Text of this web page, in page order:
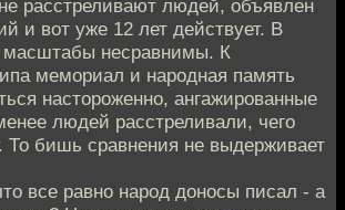
расстреливают людей, объявлен
и вот уже 12 лет действует. В
несравнимы. К
мемориал и народная память
настороженно, ангажированные
людей расстреливали, чего
То бишь сравнения не выдерживает
все равно народ доносы писал - а